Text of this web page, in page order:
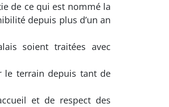
de ce qui est nommé la
depuis plus d’un an
soient traitées avec
le terrain depuis tant de
et de respect des